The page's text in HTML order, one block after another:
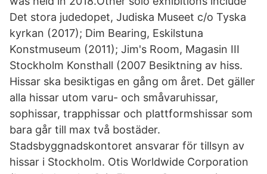
Det stora judedopet, Judiska Museet c/o Tyska
kyrkan (2017); Dim Bearing, Eskilstuna
Konstmuseum (2011); Jim's Room, Magasin III
Stockholm Konsthall (2007 Besiktning av hiss.
Hissar ska besiktigas en gång om året. Det gäller
alla hissar utom varu- och småvaruhissar,
sophissar, trapphissar och plattformshissar som
bara går till max två bostäder.
Stadsbyggnadskontoret ansvarar för tillsyn av
hissar i Stockholm. Otis Worldwide Corporation